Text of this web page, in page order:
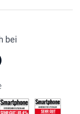
bei